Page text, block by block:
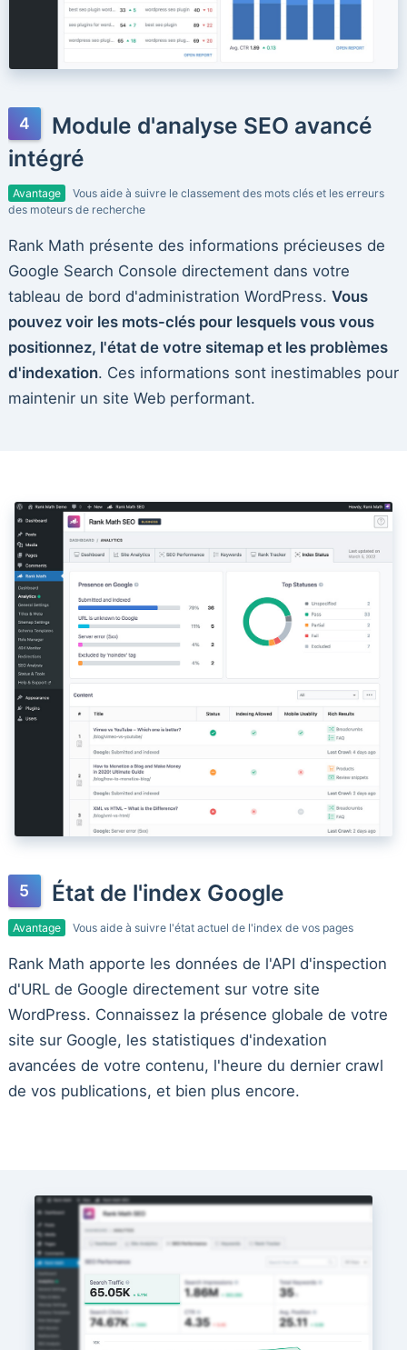
Module d'analyse SEO avancé
intégré
Avantage
Vous aide à suivre le classement des mots clés et les erreurs
des moteurs de recherche
Rank Math présente des informations précieuses de
Google Search Console directement dans votre
tableau de bord d'administration WordPress. Vous
pouvez voir les mots-clés pour lesquels vous vous
positionnez, l'état de votre sitemap et les problèmes
d'indexation. Ces informations sont inestimables pour
maintenir un site Web performant.
État de l'index Google
Avantage Vous aide à suivre l'état actuel de l'index de vos pages
Rank Math apporte les données de l'API d'inspection
d'URL de Google directement sur votre site
WordPress. Connaissez la présence globale de votre
site sur Google, les statistiques d'indexation
avancées de votre contenu, l'heure du dernier crawl
de vos publications, et bien plus encore.